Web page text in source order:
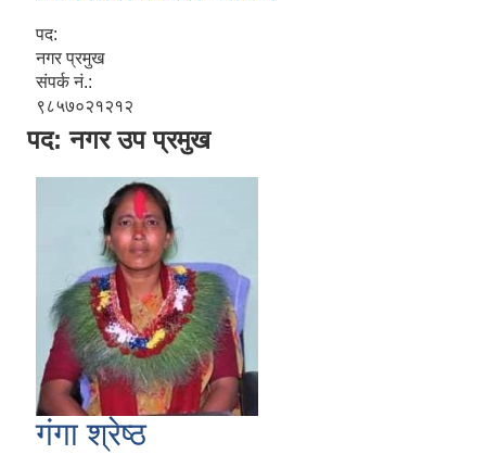
पद:
नगर प्रमुख
संपर्क नं.:
९८५७०२१२१२
पद: नगर उप प्रमुख
गंगा श्रेष्ठ